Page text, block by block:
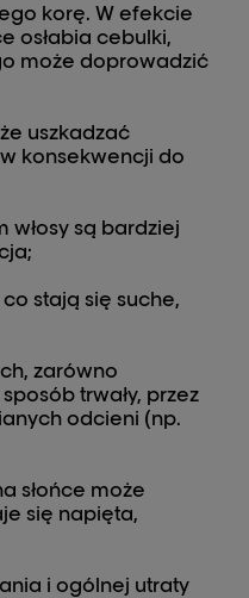
korę. W efekcie
osłabia cebulki,
może doprowadzić
uszkadzać
konsekwencji do
włosy są bardziej
stają się suche,
zarówno
trwały, przez
odcieni (np.
słońce może
się napięta,
i ogólnej utraty